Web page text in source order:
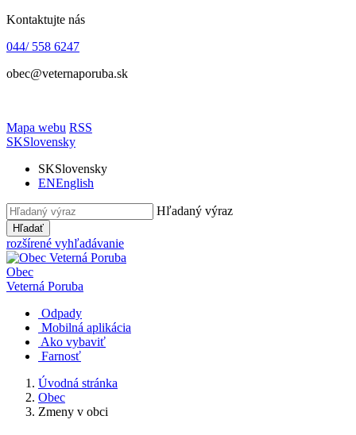
Kontaktujte nás
044/ 558 6247
obec@veternaporuba.sk
Mapa webu RSS
SKSlovensky
SKSlovensky
ENEnglish
Hľadaný výraz
Hľadať
rozšírené vyhľadávanie
Obec
Veterná Poruba
Odpady
Mobilná aplikácia
Ako vybaviť
Farnosť
Úvodná stránka
Obec
Zmeny v obci